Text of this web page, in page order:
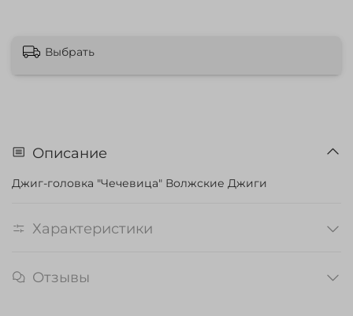
Выбрать
Описание
Джиг-головка "Чечевица" Волжские Джиги
Характеристики
Отзывы